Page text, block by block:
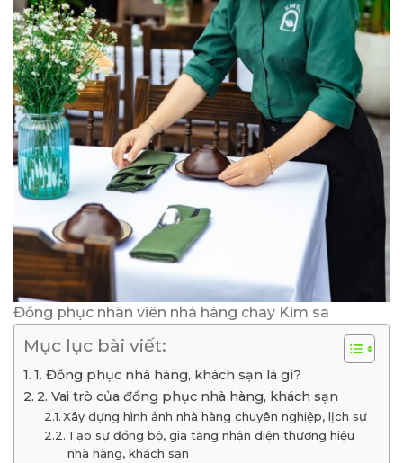
Đồng phục nhân viên nhà hàng chay Kim sa
Mục lục bài viết:
1. Đồng phục nhà hàng, khách sạn là gì?
2. Vai trò của đồng phục nhà hàng, khách sạn
Xây dựng hình ảnh nhà hàng chuyên nghiệp, lịch sự
Tạo sự đồng bộ, gia tăng nhận diện thương hiệu
nhà hàng, khách sạn